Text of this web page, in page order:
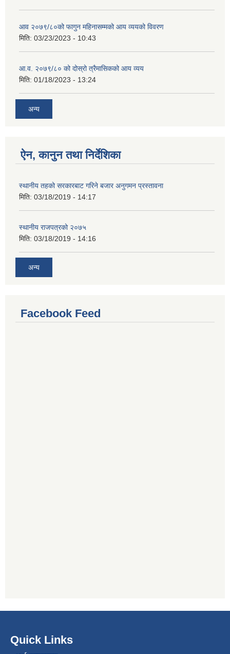
आव २०७९/८०को फागुन महिनासम्मको आय व्ययको विवरण
मिति: 03/23/2023 - 10:43
आ.व. २०७९/८० को दोस्रो त्रैमासिकको आय व्यय
मिति: 01/18/2023 - 13:24
अन्य
ऐन, कानुन तथा निर्देशिका
स्थानीय तहको सरकारबाट गरिने बजार अनुगमन प्रस्तावना
मिति: 03/18/2019 - 14:17
स्थानीय राजपत्रको २०७५
मिति: 03/18/2019 - 14:16
अन्य
Facebook Feed
Quick Links